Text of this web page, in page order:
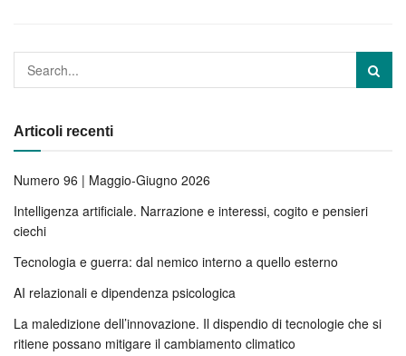
Articoli recenti
Numero 96 | Maggio-Giugno 2026
Intelligenza artificiale. Narrazione e interessi, cogito e pensieri
ciechi
Tecnologia e guerra: dal nemico interno a quello esterno
AI relazionali e dipendenza psicologica
La maledizione dell’innovazione. Il dispendio di tecnologie che si
ritiene possano mitigare il cambiamento climatico